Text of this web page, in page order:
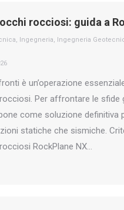
rocciosi: guida a
, Ingegneria, Ingegneria
è un’operazione
Per affrontare le sfide
come soluzione definitiva
statiche che sismiche.
RockPlane NX…